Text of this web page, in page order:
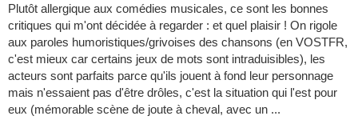
Plutôt allergique aux comédies musicales, ce sont les bonnes
critiques qui m'ont décidée à regarder : et quel plaisir ! On rigole
aux paroles humoristiques/grivoises des chansons (en VOSTFR,
c'est mieux car certains jeux de mots sont intraduisibles), les
acteurs sont parfaits parce qu'ils jouent à fond leur personnage
mais n'essaient pas d'être drôles, c'est la situation qui l'est pour
eux (mémorable scène de joute à cheval, avec un ...